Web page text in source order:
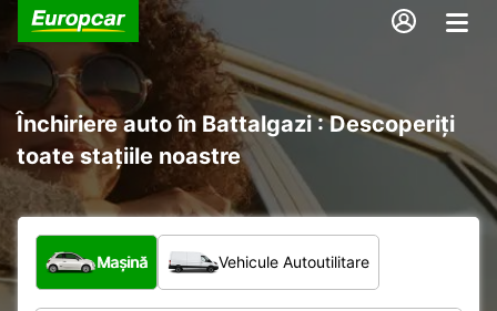
Închiriere auto în Battalgazi : Descoperiți
toate stațiile noastre
Ce tip de vehicul?
Mașină Vehicule Autoutilitare